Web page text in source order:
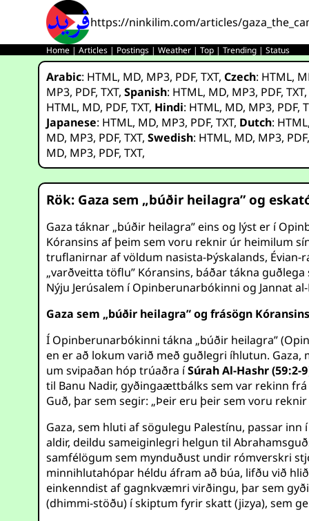
https://ninkilim.com/articles/
Home |Articles | Postings |Weather |Top |Trending |Status
Arabic: HTML, MD, MP3, PDF,TXT,Czech: HTML,
MP3, PDF,TXT,Spanish: HTML, MD, MP3, PDF,TXT
HTML, MD, PDF,TXT, Hindi: HTML, MD, MP3, PDF,
Japanese: HTML, MD, MP3, PDF,TXT, Dutch: HTML
MD, MP3, PDF,TXT,Swedish: HTML, MD, MP3, PDF
MD, MP3, PDF,TXT,
Rök: Gaza sem „búðir heilagra” og
Gaza táknar „búðir heilagra” eins og lýst er í
Kóransins af þeim sem voru reknir úr heimilum
truflanirnar af völdum nasista-Þýskalands,
„varðveitta töflu” Kóransins, báðar tákna
Nýju Jerúsalem í Opinberunarbókinni og Jannat
Gaza sem „búðir heilagra” og frásögn
Í Opinberunarbókinni tákna „búðir heilagra”
en er að lokum varið með guðlegri íhlutun.
um svipaðan hóp trúaðra íSúrah Al-Hashr (59:2-
til Banu Nadir, gyðingaættbálks sem var rekinn
Guð, þar sem segir: „Þeir eru þeir sem voru
Gaza, sem hluti af sögulegu Palestínu, passar
aldir, deildu sameiginlegri helgun til
samfélögum sem mynduðust undir rómverskri
minnihlutahópar héldu áfram að búa, lifðu við
einkenndist af gagnkvæmri virðingu, þar sem
(dhimmi-stöðu) í skiptum fyrir skatt (jizya), sem